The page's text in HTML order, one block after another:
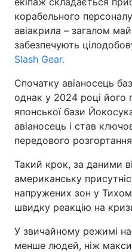
корабельного
авіакрила – загалом
забезпечують
Slash Gear.
Спочатку авіаносець
однак у 2024 році його
японської бази
авіаносець і став
передового
Такий крок, за даними
американську
напружених зон у
швидку реакцію на
У звичайному режимі на
менше людей, ніж